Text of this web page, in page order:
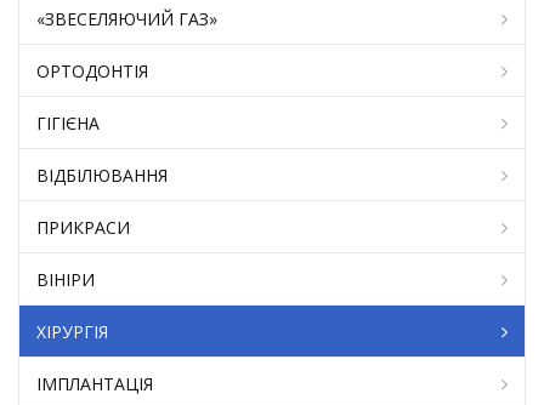
«ЗВЕСЕЛЯЮЧИЙ ГАЗ»
OРТОДОНТІЯ
ГІГІЄНА
ВІДБІЛЮВАННЯ
ПРИКРАСИ
ВІНІРИ
ХІРУРГІЯ
ІМПЛАНТАЦІЯ